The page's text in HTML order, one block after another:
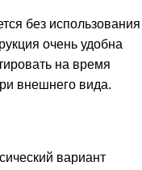
без использования
очень удобна
на время
внешнего вида.
вариант